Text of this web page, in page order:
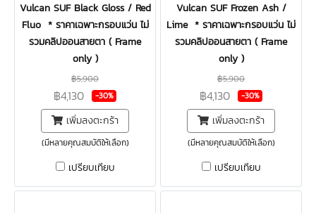
Vulcan SUF Black Gloss / Red
Fluo * ราคาเฉพาะกรอบแว่น ไม่
รวมคลิปออนสายตา ( Frame
only )
฿5,900
฿4,130 -30%
เพิ่มลงตะกร้า
(มีหลายคุณสมบัติให้เลือก)
เปรียบเทียบ
Vulcan SUF Frozen Ash /
Lime * ราคาเฉพาะกรอบแว่น ไม่
รวมคลิปออนสายตา ( Frame
only )
฿5,900
฿4,130 -30%
เพิ่มลงตะกร้า
(มีหลายคุณสมบัติให้เลือก)
เปรียบเทียบ